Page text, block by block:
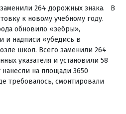
264 дорожных знака. В
к новому учебному году.
обновило «зебры»,
и надписи «убедись в
школ. Всего заменили 264
указателя и установили 58
на площади 3650
требовалось, смонтировали